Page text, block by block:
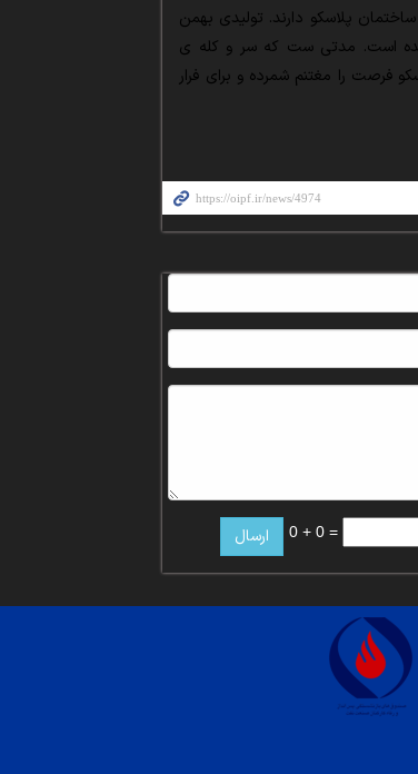
پلاسکو دارند. تولیدی بهمن
است. مدتی ست که سر و کله ی
فرصت را مغتنم شمرده و برای فرار
0 + 0 =